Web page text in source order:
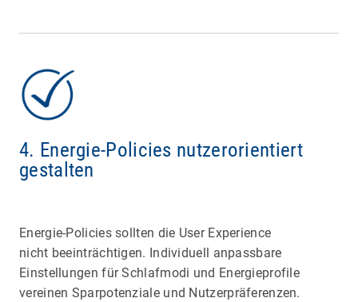
4. Energie-Policies nutzerorientiert
gestalten
Energie-Policies sollten die User Experience
nicht beeinträchtigen. Individuell anpassbare
Einstellungen für Schlafmodi und Energieprofile
vereinen Sparpotenziale und Nutzerpräferenzen.